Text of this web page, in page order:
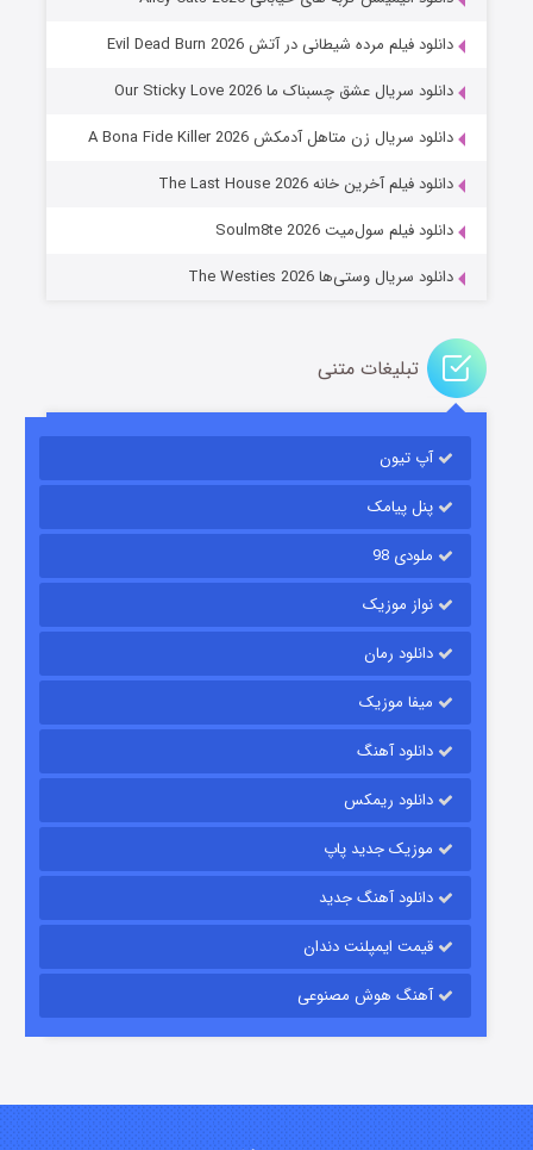
عملیات آپارتمان
قسمت۲ (زیرنویس) منتشر شد
مردگان متحرک: شهر مرده ۳
قسمت
شوگر فصل ۲
دانلود فیلم مرده شیطانی در آتش Evil Dead Burn 2026
دانلود سریال عشق چسبناک ما Our Sticky Love 2026
دانلود سریال زن متاهل آدمکش A Bona Fide Killer 2026
دانلود فیلم آخرین خانه The Last House 2026
دانلود فیلم سول‌میت Soulm8te 2026
دانلود سریال وستی‌ها The Westies 2026
تبلیغات متنی
آپ تیون
پنل پیامک
ملودی 98
نواز موزیک
دانلود رمان
میفا موزیک
دانلود آهنگ
دانلود ریمکس
موزیک جدید پاپ
دانلود آهنگ جدید
قیمت ایمپلنت دندان
آهنگ هوش مصنوعی